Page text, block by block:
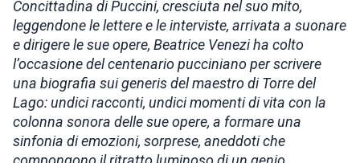
Concittadina di Puccini, cresciuta nel suo mito,
leggendone le lettere e le interviste, arrivata a suonare
e dirigere le sue opere, Beatrice Venezi ha colto
l’occasione del centenario pucciniano per scrivere
una biografia sui generis del maestro di Torre del
Lago: undici racconti, undici momenti di vita con la
colonna sonora delle sue opere, a formare una
sinfonia di emozioni, sorprese, aneddoti che